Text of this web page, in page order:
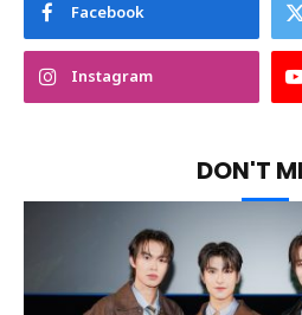
Facebook
Instagram
DON'T